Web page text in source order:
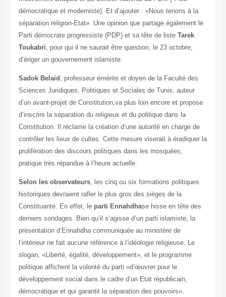
démocratique et moderniste). Et d’ajouter : «Nous tenons à la
séparation religion-Etat». Une opinion que partage également le
Parti démocrate progressiste (PDP) et sa tête de liste Tarek
Toukabri, pour qui il ne saurait être question, le 23 octobre,
d’ériger un gouvernement islamiste.
Sadok Belaid , professeur émérite et doyen de la Faculté des
Sciences Juridiques, Politiques et Sociales de Tunis, auteur
d’un avant-projet de Constitution,va plus loin encore et propose
d’inscrire la séparation du religieux et du politique dans la
Constitution. Il réclame la création d’une autorité en charge de
contrôler les lieux de cultes. Cette mesure viserait à éradiquer la
prolifération des discours politiques dans les mosquées,
pratique très répandue à l’heure actuelle.
Selon les observateurs, les cinq ou six formations politiques
historiques devraient rafler le plus gros des sièges de la
Constituante. En effet, le parti Ennahdhase hisse en tête des
derniers sondages. Bien qu’il s’agisse d’un parti islamiste, la
présentation d’Ennahdha communiquée au ministère de
l’intérieur ne fait aucune référence à l’idéologie religieuse. Le
slogan, «Liberté, égalité, développement», et le programme
politique affichent la volonté du parti «d’œuvrer pour le
développement social dans le cadre d’un Etat républicain,
démocratique et qui garantit la séparation des pouvoirs».